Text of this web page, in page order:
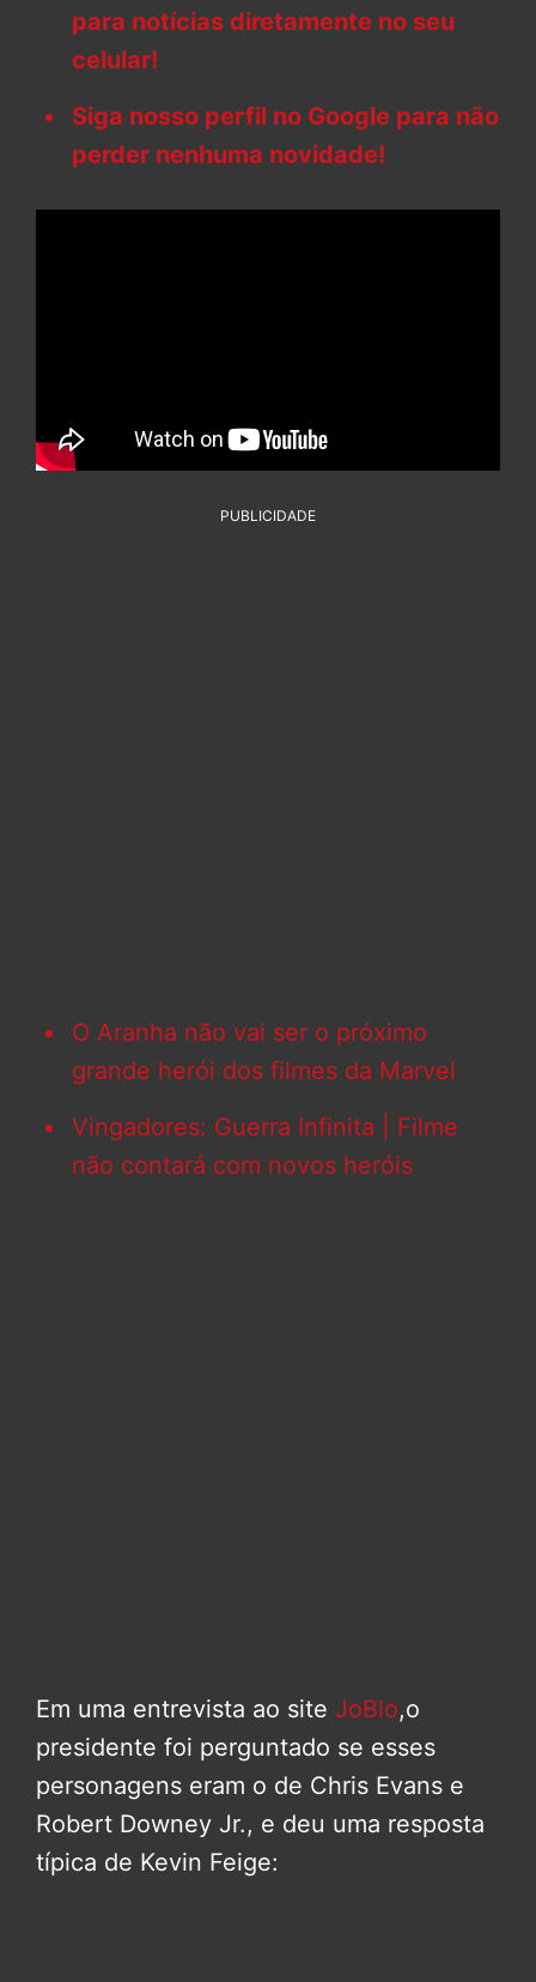
para notícias diretamente no seu
celular!
Siga nosso perfil no Google para não
perder nenhuma novidade!
PUBLICIDADE
O Aranha não vai ser o próximo
grande herói dos filmes da Marvel
Vingadores: Guerra Infinita | Filme
não contará com novos heróis
Em uma entrevista ao site JoBlo,o
presidente foi perguntado se esses
personagens eram o de Chris Evans e
Robert Downey Jr., e deu uma resposta
típica de Kevin Feige: